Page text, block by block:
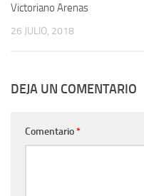
Victoriano Arenas
26 JULIO, 2018
DEJA UN COMENTARIO
Comentario*